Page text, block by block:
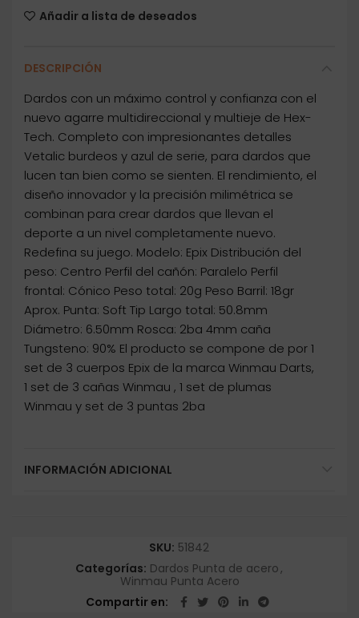
Añadir a lista de deseados
DESCRIPCIÓN
Dardos con un máximo control y confianza con el
nuevo agarre multidireccional y multieje de Hex-
Tech. Completo con impresionantes detalles
Vetalic burdeos y azul de serie, para dardos que
lucen tan bien como se sienten. El rendimiento, el
diseño innovador y la precisión milimétrica se
combinan para crear dardos que llevan el
deporte a un nivel completamente nuevo.
Redefina su juego. Modelo: Epix Distribución del
peso: Centro Perfil del cañón: Paralelo Perfil
frontal: Cónico Peso total: 20g Peso Barril: 18gr
Aprox. Punta: Soft Tip Largo total: 50.8mm
Diámetro: 6.50mm Rosca: 2ba 4mm caña
Tungsteno: 90% El producto se compone de por 1
set de 3 cuerpos Epix de la marca Winmau Darts,
1 set de 3 cañas Winmau , 1 set de plumas
Winmau y set de 3 puntas 2ba
INFORMACIÓN ADICIONAL
SKU: 51842
Categorías: Dardos Punta de acero,
Winmau Punta Acero
Compartir en